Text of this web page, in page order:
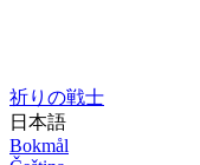
祈りの戦士
日本語
Bokmål